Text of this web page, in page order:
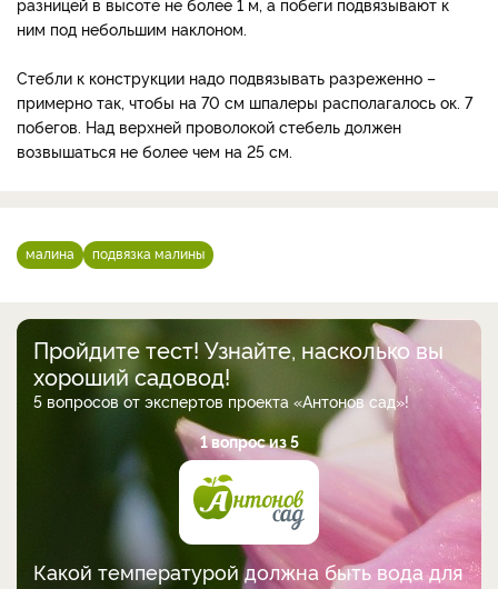
ним под небольшим наклоном.
Стебли к конструкции надо подвязывать разреженно –
примерно так, чтобы на 70 см шпалеры располагалось ок. 7
побегов. Над верхней проволокой стебель должен
возвышаться не более чем на 25 см.
малина подвязка малины
Пройдите тест! Узнайте, насколько вы
хороший садовод!
5 вопросов от экспертов проекта «Антонов сад»!
1 вопрос из 5
Какой температурой должна быть вода для